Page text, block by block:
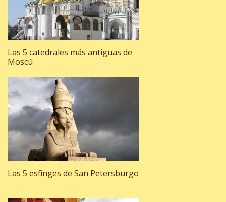
Las 5 catedrales más antiguas de
Moscú
Las 5 esfinges de San Petersburgo